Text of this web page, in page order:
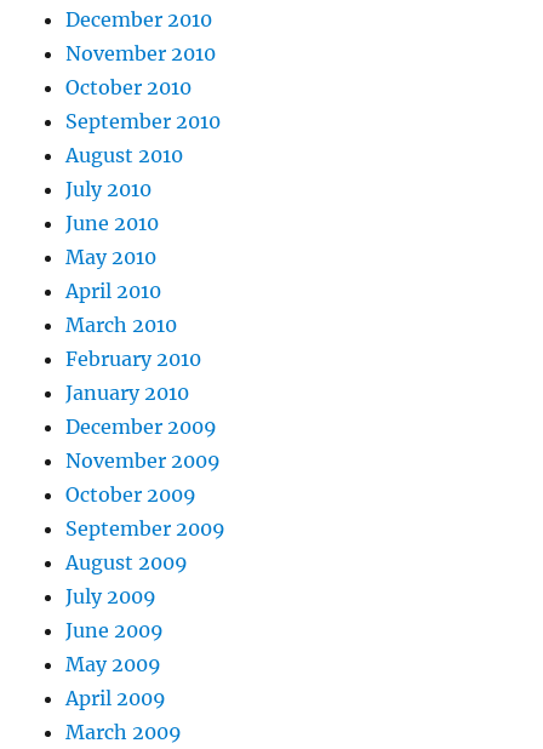
December 2010
November 2010
October 2010
September 2010
August 2010
July 2010
June 2010
May 2010
April 2010
March 2010
February 2010
January 2010
December 2009
November 2009
October 2009
September 2009
August 2009
July 2009
June 2009
May 2009
April 2009
March 2009